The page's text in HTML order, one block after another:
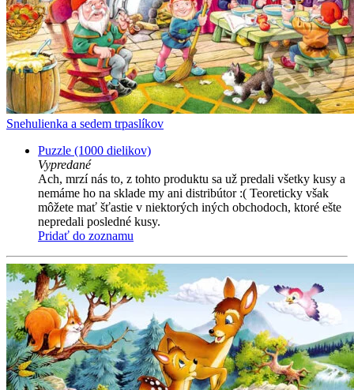
Snehulienka a sedem trpaslíkov
Puzzle (1000 dielikov)
Vypredané
Ach, mrzí nás to, z tohto produktu sa už predali všetky kusy a
nemáme ho na sklade my ani distribútor :( Teoreticky však
môžete mať šťastie v niektorých iných obchodoch, ktoré ešte
nepredali posledné kusy.
Pridať do zoznamu